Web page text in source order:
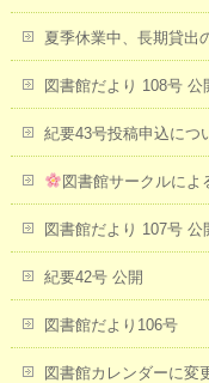
夏季休業中、長期貸出
図書館だより 108号 公
紀要43号投稿申込につ
図書館サークルによ
図書館だより 107号 公
紀要42号 公開
図書館だより106号
図書館カレンダーに変